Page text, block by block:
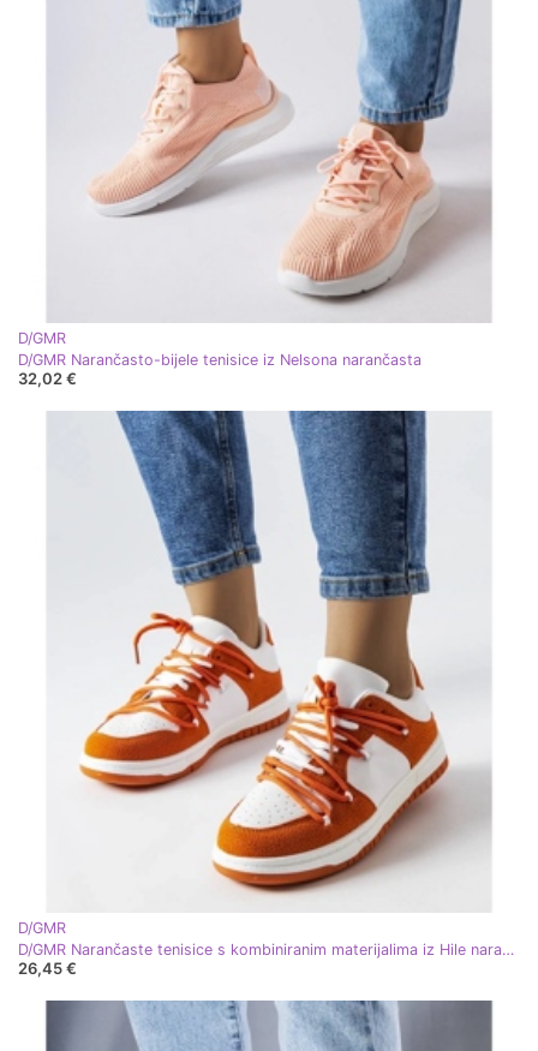
D/GMR
D/GMR Narančasto-bijele tenisice iz Nelsona narančasta
32,02 €
D/GMR
D/GMR Narančaste tenisice s kombiniranim materijalima iz Hile narančasta
26,45 €